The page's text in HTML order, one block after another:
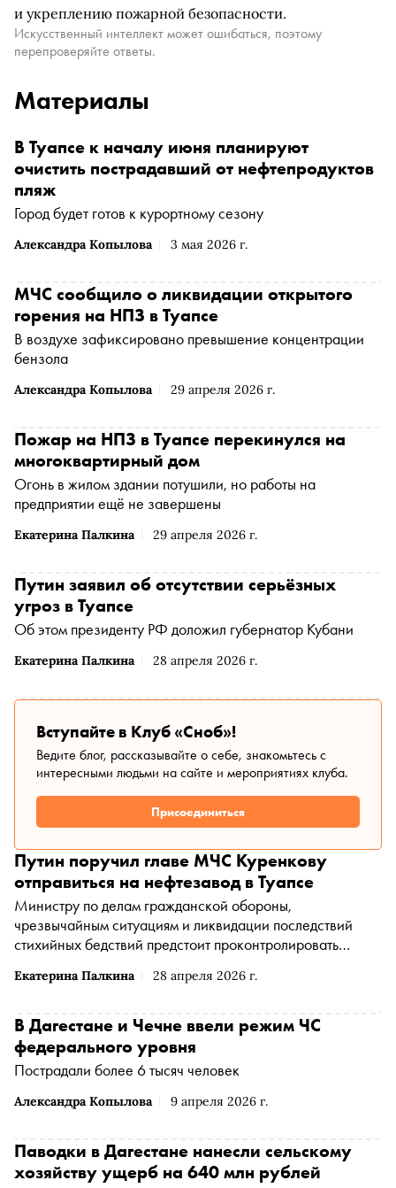
и укреплению пожарной безопасности.
Искусственный интеллект может ошибаться, поэтому
перепроверяйте ответы.
Материалы
Александра Копылова 3 мая 2026 г.
В Туапсе к началу июня планируют
очистить пострадавший от нефтепродуктов
пляж
Город будет готов к курортному сезону
Александра Копылова 29 апреля 2026 г.
МЧС сообщило о ликвидации открытого
горения на НПЗ в Туапсе
В воздухе зафиксировано превышение концентрации
бензола
Екатерина Палкина 29 апреля 2026 г.
Пожар на НПЗ в Туапсе перекинулся на
многоквартирный дом
Огонь в жилом здании потушили, но работы на
предприятии ещё не завершены
Екатерина Палкина 28 апреля 2026 г.
Путин заявил об отсутствии серьёзных
угроз в Туапсе
Об этом президенту РФ доложил губернатор Кубани
Вступайте в Клуб «Сноб»!
Ведите блог, рассказывайте о себе, знакомьтесь с
интересными людьми на сайте и мероприятиях клуба.
Присоединиться
Екатерина Палкина 28 апреля 2026 г.
Путин поручил главе МЧС Куренкову
отправиться на нефтезавод в Туапсе
Министру по делам гражданской обороны,
чрезвычайным ситуациям и ликвидации последствий
стихийных бедствий предстоит проконтролировать
Александра Копылова 9 апреля 2026 г.
В Дагестане и Чечне ввели режим ЧС
федерального уровня
Пострадали более 6 тысяч человек
Паводки в Дагестане нанесли сельскому
хозяйству ущерб на 640 млн рублей